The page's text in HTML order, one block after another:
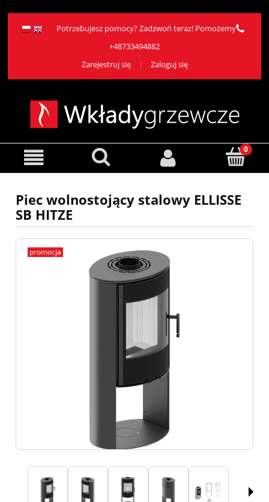
Potrzebujesz pomocy? Zadzwoń teraz! Pomożemy
+48733494882
Zarejestruj się
Zaloguj się
Piec wolnostojący stalowy ELLISSE
SB HITZE
promocja